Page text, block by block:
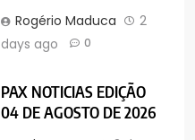
Rogério Maduca
2
days ago
0
PAX NOTICIAS EDIÇÃO
04 DE AGOSTO DE 2026